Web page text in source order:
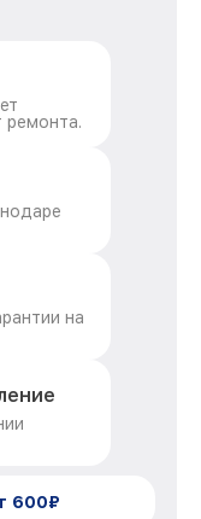
ремонта.
на
600₽